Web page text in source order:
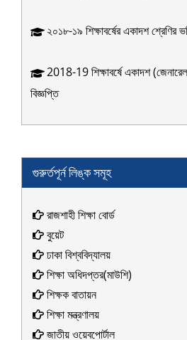
২০১৮-১৯ শিক্ষাবর্ষের একাদশ শ্রেণির
2018-19 শিক্ষাবর্ষে একাদশ
বিজ্ঞপ্তি
প্রাথমিক শ্রেণিতে সাধারণ
বিশেষ দায়িত্ব অর্পন
গুরুর্তপূর্ন লিঙ্ক সমূহ
রাজশাহী শিক্ষা বোর্ড
বুয়েট
ঢাকা বিশ্ববিদ্যালয়
শিক্ষা অধিদপ্তর(মাউশি)
শিক্ষক বাতায়ন
শিক্ষা মন্ত্রণালয়
জাতীয় ওয়েবপোর্টাল